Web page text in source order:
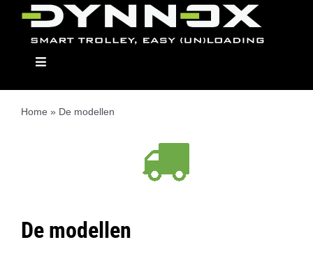
Toggle
Opbouwmodulen
Home » De modellen
De modellen